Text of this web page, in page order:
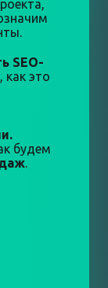
SEO-
как это
будем
.